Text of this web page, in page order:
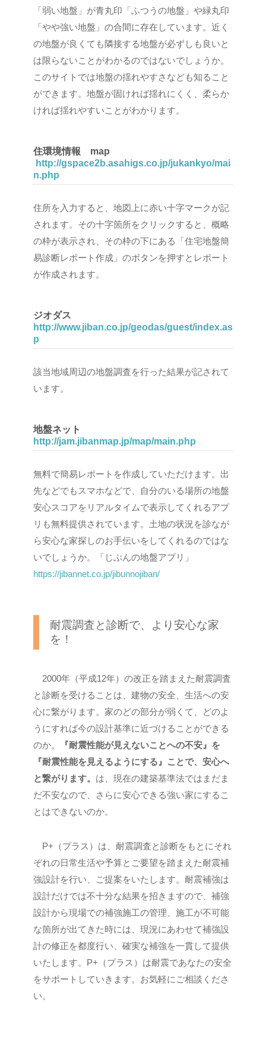
「弱い地盤」が青丸印「ふつうの地盤」や緑丸印
「やや強い地盤」の合間に存在しています。近く
の地盤が良くても隣接する地盤が必ずしも良いと
は限らないことがわかるのではないでしょうか。
このサイトでは地盤の揺れやすさなども知ること
ができます。地盤が固ければ揺れにくく、柔らか
ければ揺れやすいことがわかります。
住環境情報 map
http://gspace2b.asahigs.co.jp/jukankyo/mai
n.php
住所を入力すると、地図上に赤い十字マークが記
されます。その十字箇所をクリックすると、概略
の枠が表示され、その枠の下にある「住宅地盤簡
易診断レポート作成」のボタンを押すとレポート
が作成されます。
ジオダス
http://www.jiban.co.jp/geodas/guest/index.as
p
該当地域周辺の地盤調査を行った結果が記されて
います。
地盤ネット
http://jam.jibanmap.jp/map/main.php
無料で簡易レポートを作成していただけます。出
先などでもスマホなどで、自分のいる場所の地盤
安心スコアをリアルタイムで表示してくれるアプ
リも無料提供されています。土地の状況を診なが
ら安心な家探しのお手伝いをしてくれるのではな
いでしょうか。「じぶんの地盤アプリ」
https://jibannet.co.jp/jibunnojiban/
耐震調査と診断で、より安心な家
を！
2000年（平成12年）の改正を踏まえた耐震調査
と診断を受けることは、建物の安全、生活への安
心に繋がります。家のどの部分が弱くて、どのよ
うにすれば今の設計基準に近づけることができる
のか。
『耐震性能が見えないことへの不安』を
『耐震性能を見えるようにする』ことで、安心へ
と繋がります。 は、現在の建築基準法ではまだま
だ不安なので、さらに安心できる強い家にするこ
とはできないのか。
P+（プラス）は、耐震調査と診断をもとにそれ
ぞれの日常生活や予算とご要望を踏まえた耐震補
強設計を行い、ご提案をいたします。耐震補強は
設計だけでは不十分な結果を招きますので、補強
設計から現場での補強施工の管理、施工が不可能
な箇所が出てきた時には、現況にあわせて補強設
計の修正を都度行い、確実な補強を一貫して提供
いたします。P+（プラス）は耐震であなたの安全
をサポートしていきます。お気軽にご相談くださ
い。